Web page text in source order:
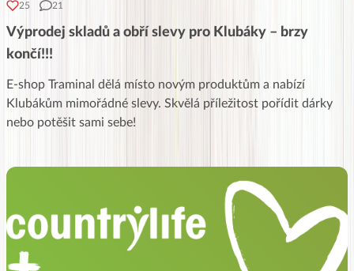
25 21
Výprodej skladů a obří slevy pro Klubáky – brzy
končí!!!
E-shop Traminal dělá místo novým produktům a nabízí
Klubákům mimořádné slevy. Skvělá příležitost pořídit dárky
nebo potěšit sami sebe!